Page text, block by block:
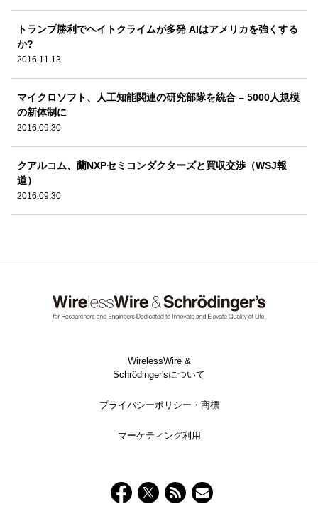
トランプ勝利でヘイトクライムが多発 AIはアメリカを強くする
か?
2016.11.13
マイクロソフト、人工知能関連の研究部隊を統合 – 5000人規模
の新体制に
2016.09.30
クアルコム、蘭NXPセミコンダクターズと買収交渉（WSJ報
道）
2016.09.30
WirelessWire &
Schrödinger'sについて
プライバシーポリシー・商標
マーケティング利用